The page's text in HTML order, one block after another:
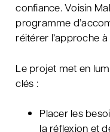
confiance. Voisin
programme
réitérer l’approche
Le projet met en
clés :
Placer les
la réflexion et